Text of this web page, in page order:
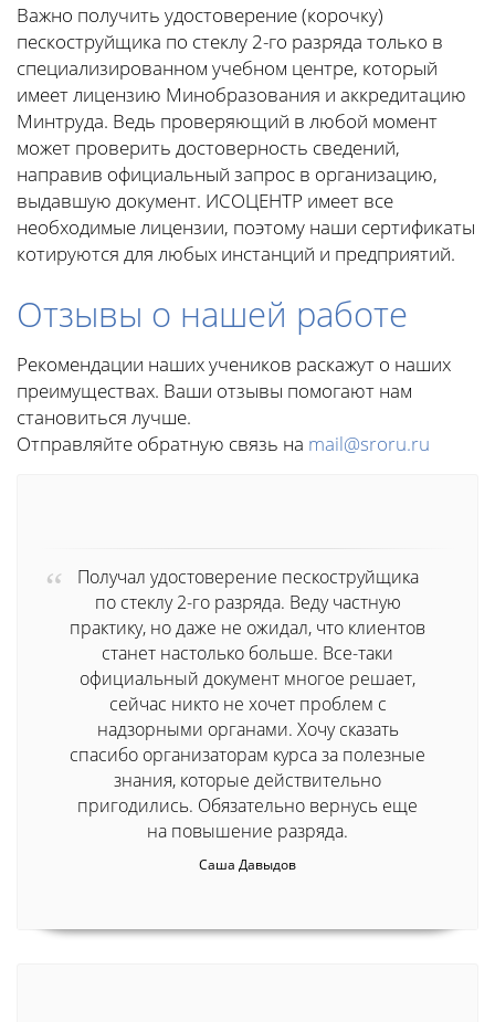
Важно получить удостоверение (корочку)
пескоструйщика по стеклу 2-го разряда только в
специализированном учебном центре, который
имеет лицензию Минобразования и аккредитацию
Минтруда. Ведь проверяющий в любой момент
может проверить достоверность сведений,
направив официальный запрос в организацию,
выдавшую документ. ИСОЦЕНТР имеет все
необходимые лицензии, поэтому наши сертификаты
котируются для любых инстанций и предприятий.
Отзывы о нашей работе
Рекомендации наших учеников раскажут о наших
преимуществах. Ваши отзывы помогают нам
становиться лучше.
Отправляйте обратную связь на mail@sroru.ru
Получал удостоверение пескоструйщика
по стеклу 2-го разряда. Веду частную
практику, но даже не ожидал, что клиентов
станет настолько больше. Все-таки
официальный документ многое решает,
сейчас никто не хочет проблем с
надзорными органами. Хочу сказать
спасибо организаторам курса за полезные
знания, которые действительно
пригодились. Обязательно вернусь еще
на повышение разряда.
Саша Давыдов